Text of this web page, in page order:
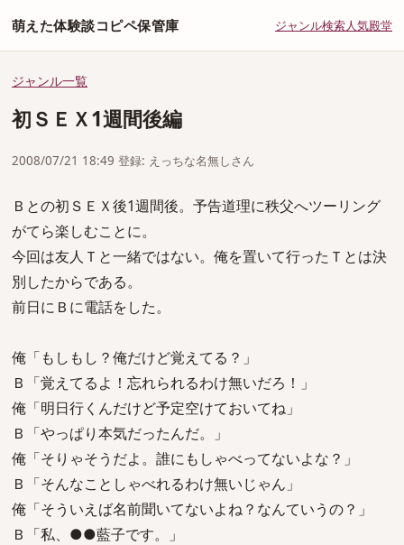
萌えた体験談コピペ保管庫 ジャンル検索人気殿堂
ジャンル一覧
初ＳＥＸ1週間後編
2008/07/21 18:49 登録: えっちな名無しさん
Ｂとの初ＳＥＸ後1週間後。予告道理に秩父へツーリング
がてら楽しむことに。
今回は友人Ｔと一緒ではない。俺を置いて行ったＴとは決
別したからである。
前日にＢに電話をした。
俺「もしもし？俺だけど覚えてる？」
Ｂ「覚えてるよ！忘れられるわけ無いだろ！」
俺「明日行くんだけど予定空けておいてね」
Ｂ「やっぱり本気だったんだ。」
俺「そりゃそうだよ。誰にもしゃべってないよな？」
Ｂ「そんなことしゃべれるわけ無いじゃん」
俺「そういえば名前聞いてないよね？なんていうの？」
Ｂ「私、●●藍子です。」